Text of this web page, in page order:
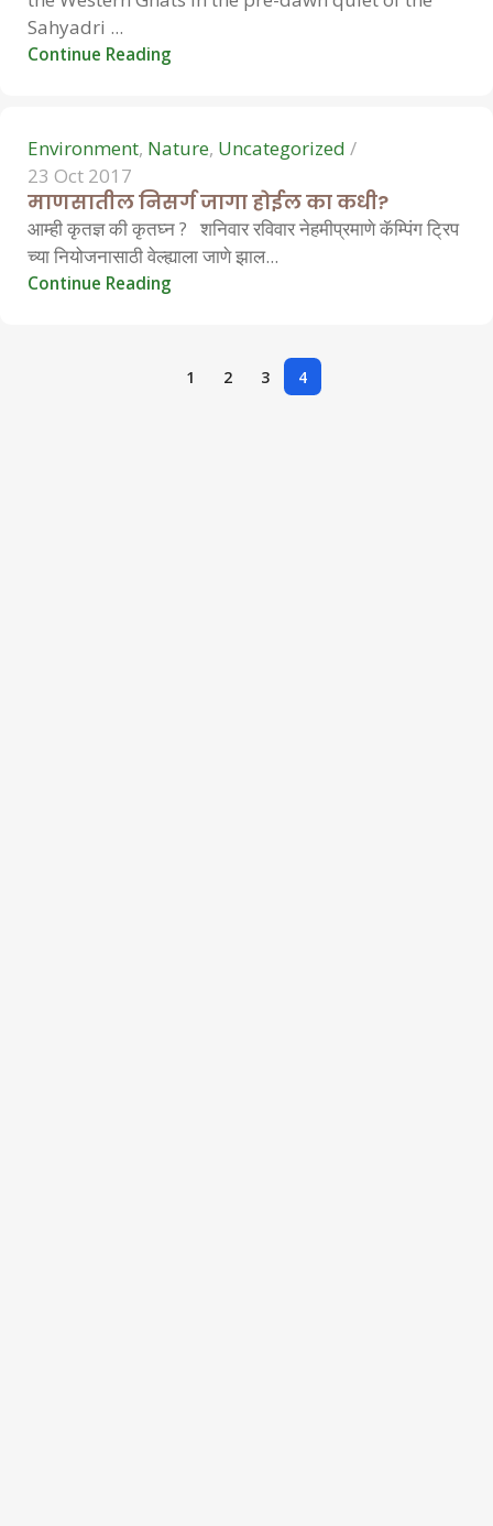
Sahyadri ...
Continue Reading
Hemant Vavale
Environment, Nature, Uncategorized
23 Oct 2017
माणसातील निसर्ग जागा होईल का कधी?
आम्ही कृतज्ञ की कृतघ्न ? शनिवार रविवार नेहमीप्रमाणे कॅम्पिंग ट्रिप
च्या नियोजनासाठी वेल्ह्याला जाणे झाल...
Continue Reading
1 2 3 4